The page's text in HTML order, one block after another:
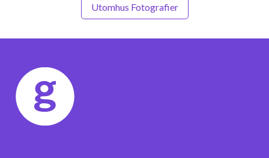
Utomhus Fotografier